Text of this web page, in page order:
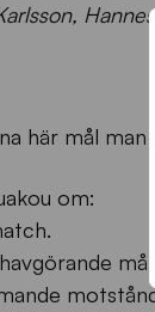
här mål
om: